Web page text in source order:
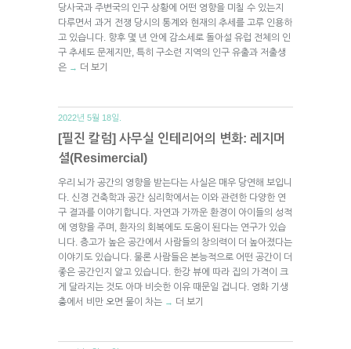
당사국과 주변국의 인구 상황에 어떤 영향을 미칠 수 있는지
다루면서 과거 전쟁 당시의 통계와 현재의 추세를 고루 인용하
고 있습니다. 향후 몇 년 안에 감소세로 돌아설 유럽 전체의 인
구 추세도 문제지만, 특히 구소련 지역의 인구 유출과 저출생
은 → 더 보기
2022년 5월 18일.
[필진 칼럼] 사무실 인테리어의 변화: 레지머
셜(Resimercial)
우리 뇌가 공간의 영향을 받는다는 사실은 매우 당연해 보입니
다. 신경 건축학과 공간 심리학에서는 이와 관련한 다양한 연
구 결과를 이야기합니다. 자연과 가까운 환경이 아이들의 성적
에 영향을 주며, 환자의 회복에도 도움이 된다는 연구가 있습
니다. 층고가 높은 공간에서 사람들의 창의력이 더 높아졌다는
이야기도 있습니다. 물론 사람들은 본능적으로 어떤 공간이 더
좋은 공간인지 알고 있습니다. 한강 뷰에 따라 집의 가격이 크
게 달라지는 것도 아마 비슷한 이유 때문일 겁니다. 영화 기생
충에서 비만 오면 물이 차는 → 더 보기